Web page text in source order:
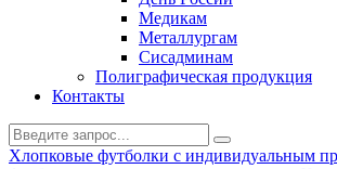
Медикам
Металлургам
Сисадминам
Полиграфическая продукция
Контакты
Хлопковые футболки с индивидуальным